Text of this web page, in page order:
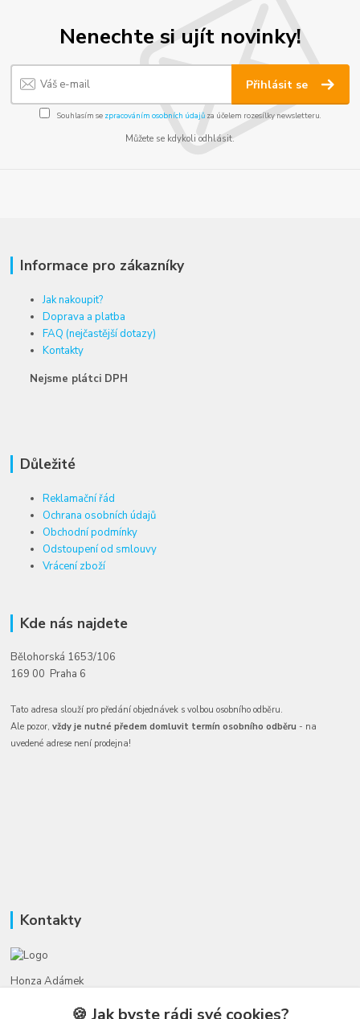
Nenechte si ujít novinky!
Přihlásit se
Souhlasím se zpracováním osobních údajůza účelem rozesílky newsletteru.
Můžete se kdykoli odhlásit.
Informace pro zákazníky
Jak nakoupit?
Doprava a platba
FAQ (nejčastější dotazy)
Kontakty
Nejsme plátci DPH
Důležité
Reklamační řád
Ochrana osobních údajů
Obchodní podmínky
Odstoupení od smlouvy
Vrácení zboží
Kde nás najdete
Bělohorská 1653/106
169 00 Praha 6
Tato adresa slouží pro předání objednávek s volbou osobního odběru.
Ale pozor,vždy je nutné předem domluvit termín osobního odběru - na
uvedené adrese není prodejna!
Kontakty
Honza Adámek
(Po-Ne, 9-21 hod.)🍪 Jak byste rádi své cookies?